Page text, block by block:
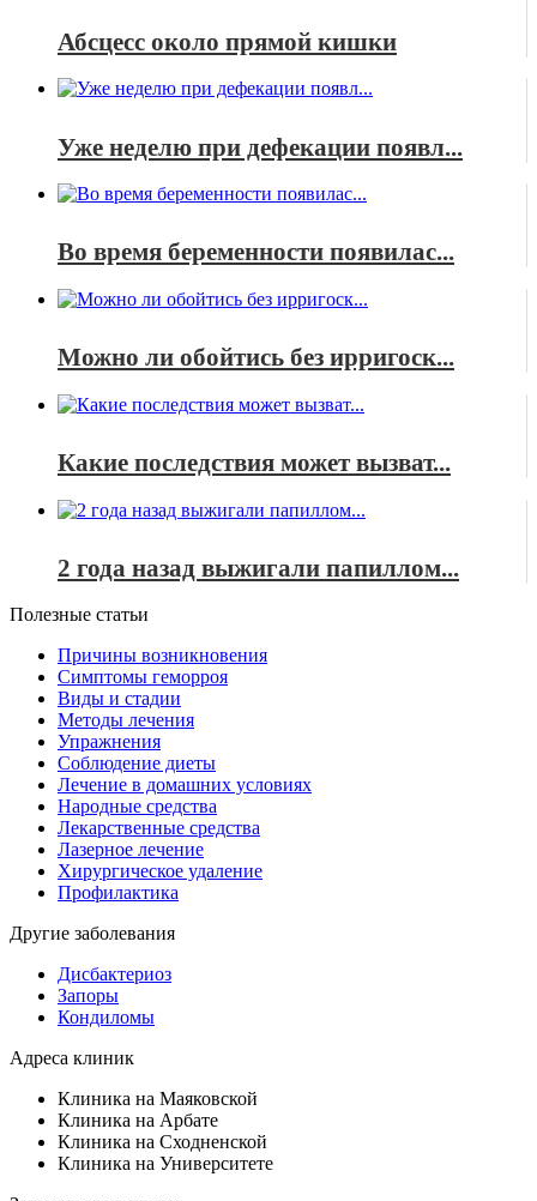
Абсцесс около прямой кишки
Уже неделю при дефекации появл...
Во время беременности появилас...
Можно ли обойтись без ирригоск...
Какие последствия может вызват...
2 года назад выжигали папиллом...
Полезные статьи
Причины возникновения
Симптомы геморроя
Виды и стадии
Методы лечения
Упражнения
Соблюдение диеты
Лечение в домашних условиях
Народные средства
Лекарственные средства
Лазерное лечение
Хирургическое удаление
Профилактика
Другие заболевания
Дисбактериоз
Запоры
Кондиломы
Адреса клиник
Клиника на Маяковской
Клиника на Арбате
Клиника на Сходненской
Клиника на Университете